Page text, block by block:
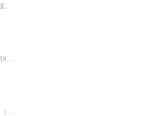
疫情过后，人们更希望快速的获取财富，以应燃眉之急，工作之需。本节目为大家分享，通过网络获取可能让你实现财务自由的项目。...
核技术利用辐射安全与防护培训之——放射诊断与介入应知应会。其占考核总分数占比见表：医用X射线诊断是利用X射线的穿透性质取得人体内器官与组织的影像信息以诊断疾病的技术，主要包括X射线摄影、X射线透视和X射线计算机断层摄影。介入放射学是以影像诊断...
核技术利用辐射安全与防护培训——工业X射线探伤辐射安全与防护。其分数占总分数见表：X射线检测是无损检测（无损探伤）中的重要方法之一，它是利用X射线来检查工件内部缺陷的一种方法；广泛用于锅炉、压力容器和管道等的制造检验及其在役检验。由于X射线...